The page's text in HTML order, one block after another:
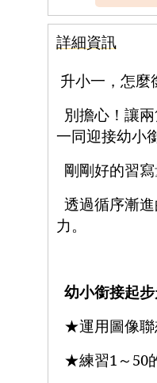
詳細資訊
升小一，怎麼
別擔心！讓
一同迎接幼小
剛剛好的習
透過循序漸
力。
幼小銜接起
★運用圖像聯
★練習1 ～ 50